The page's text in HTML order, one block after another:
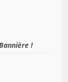
!